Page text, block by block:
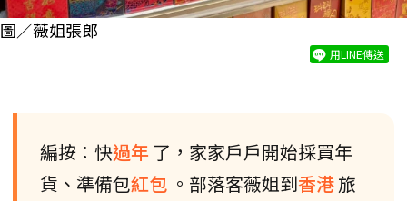
圖／薇姐張郎
用LINE傳送
編按：快過年 了，家家戶戶開始採買年
貨、準備包紅包 。部落客薇姐到香港旅